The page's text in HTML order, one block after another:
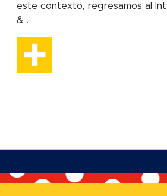
este contexto, regresamos al
&...